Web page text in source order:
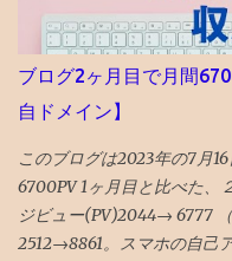
ブログ2ヶ月目で月間
自ドメイン】
このブログは2023年の7月
6700PV 1ヶ月目と比べた、
ジビュー(PV)2044→ 6777
2512→8861。スマホの自己